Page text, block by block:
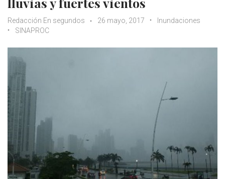
Redacción En segundos 26 mayo, 2017
Inundaciones
SINAPROC